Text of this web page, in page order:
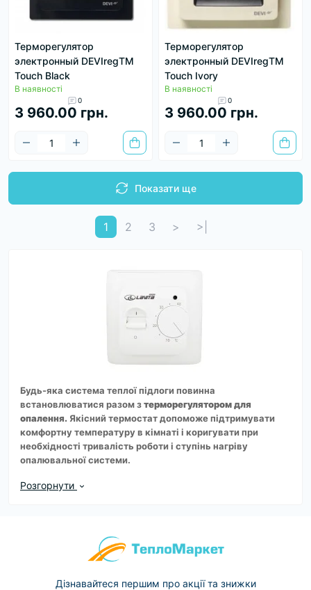
Терморегулятор
электронный DEVIregТМ
Touch Black
В наявності
0
3 960.00 грн.
Терморегулятор
электронный DEVIregТМ
Touch Ivory
В наявності
0
3 960.00 грн.
Показати ще
1 2 3 > >|
Будь-яка система теплої підлоги повинна
встановлюватися разом зтерморегулятором для
опалення. Якісний термостат допоможе підтримувати
комфортну температуру в кімнаті і коригувати при
необхідності тривалість роботи і ступінь нагріву
опалювальної системи.
електроенергії. Адже без температурного моніторингу
величезним рахунками.
терморегуляторів на опалення
настінні моделі, які вбудовуються в спеціальний короб-
Розгорнути
Дізнавайтеся першим про акції та знижки